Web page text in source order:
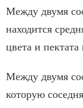
Между двумя
находится
цвета и пектата
Между двумя
которую